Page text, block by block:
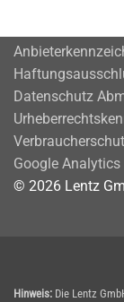
Datenschutz
Google
© 2026 Lentz
Hinweis: Die Lentz